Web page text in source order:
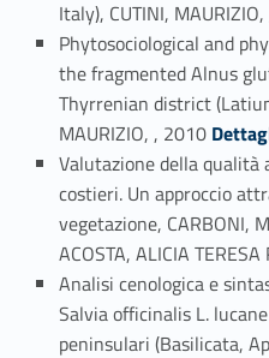
Italy), CUTINI,
Phytosociological and
the fragmented Alnus
Thyrrenian district
MAURIZIO, , 2010 Link identifier #identifier_person_67006-50
Valutazione della qualità
costieri. Un approccio
vegetazione, CARBONI,
ACOSTA, ALICIA
Analisi cenologica e
Salvia officinalis L.
peninsulari (Basilicata,